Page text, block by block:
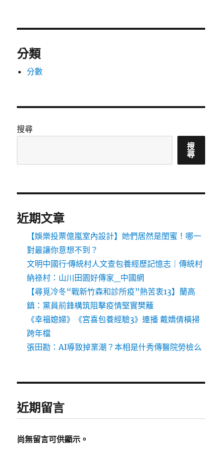
分類
分數
搜尋
搜
尋
近期文章
【娛樂投票億嵐室內設計】她們居然是閨蜜！哪一
對最讓你意想不到？
文明中國行·傳統村人文查包養經歷記憶志｜傳統村
納祿村：山川田園好傳家_中國網
【尋覓冷冬“戰新竹森和診所疫”熱苦衷13】蘭高
鎮：黨員前鋒構筑阻擊疫情堅實樊籬
《幸福媳婦》《宮喜包養經驗3》連播 戴嬌倩橫掃
跨年檔
張田勘：AI導致掉業潮？本相是什秀傳醫院勞檢么
近期留言
尚無留言可供顯示。